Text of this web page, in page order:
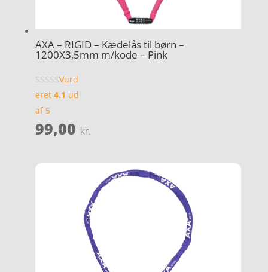
AXA – RIGID – Kædelås til børn –
1200X3,5mm m/kode – Pink
Vurd
eret 4.1 ud
af 5
99,00 kr.